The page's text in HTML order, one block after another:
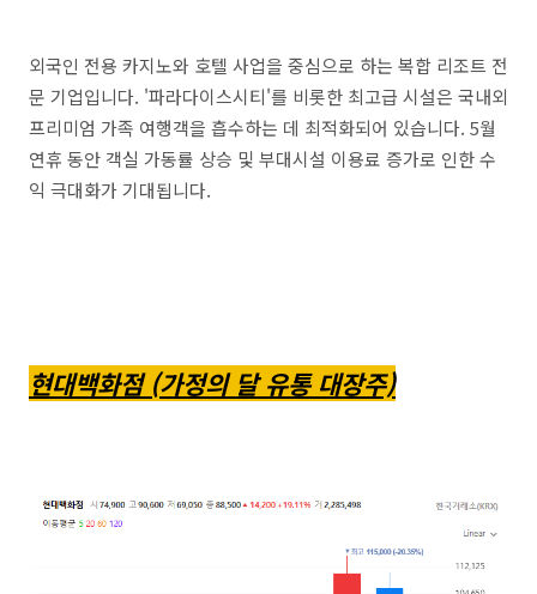
외국인 전용 카지노와 호텔 사업을 중심으로 하는 복합 리조트 전
문 기업입니다. '파라다이스시티'를 비롯한 최고급 시설은 국내외
프리미엄 가족 여행객을 흡수하는 데 최적화되어 있습니다. 5월
연휴 동안 객실 가동률 상승 및 부대시설 이용료 증가로 인한 수
익 극대화가 기대됩니다.
현대백화점 (가정의 달 유통 대장주)